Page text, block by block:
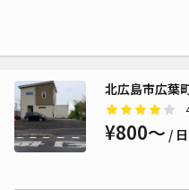
北広島市広葉
¥800〜 / 日